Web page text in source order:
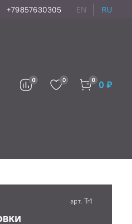
+79857630305 EN RU
0 0 0 0 ₽
арт. Tr1